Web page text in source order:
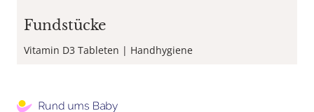
Fundstücke
Vitamin D3 Tableten Handhygiene